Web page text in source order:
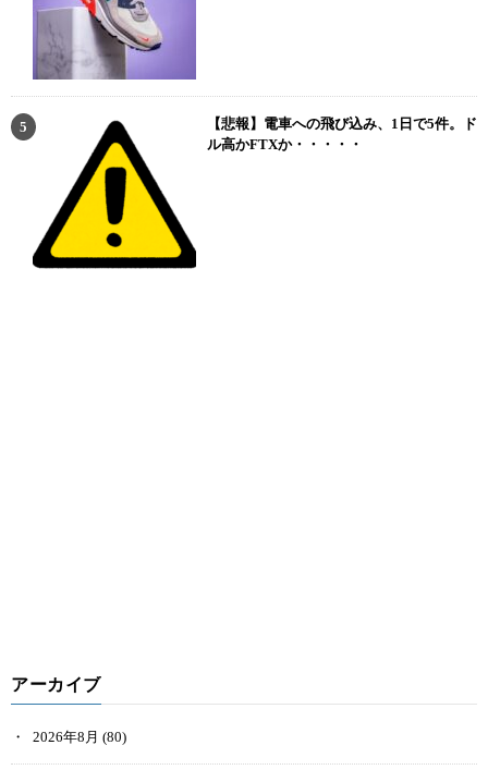
【悲報】電車への飛び込み、1日で5件。ド
ル高かFTXか・・・・・
アーカイブ
2026年8月 (80)